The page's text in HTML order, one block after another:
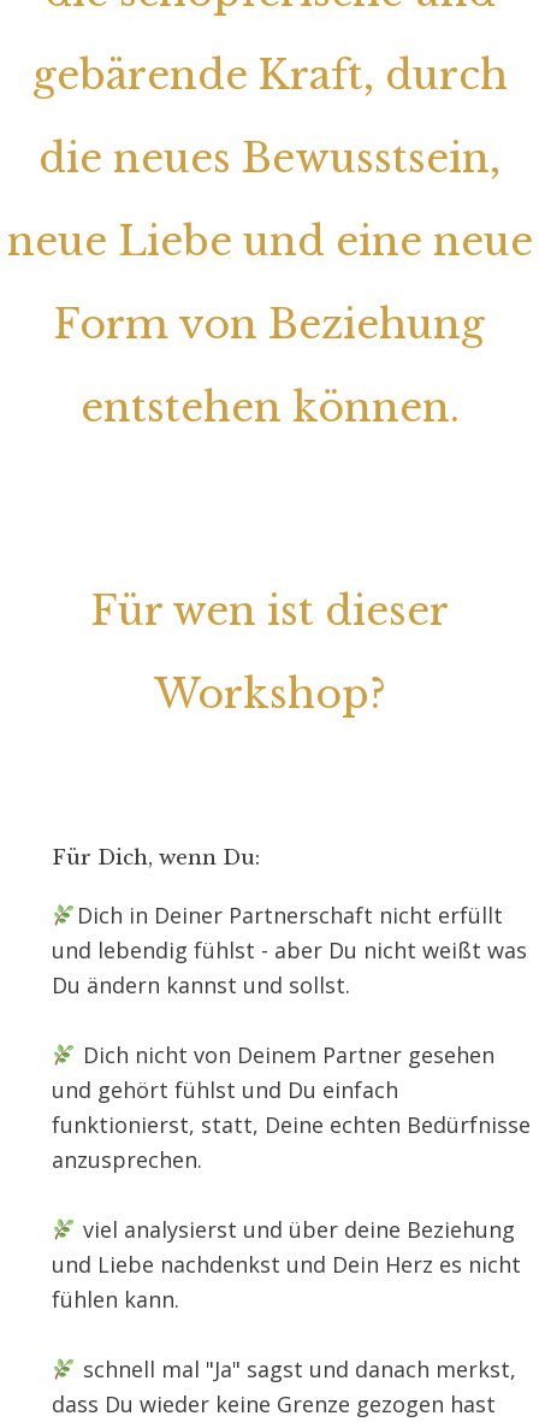
gebärende Kraft, durch
die neues Bewusstsein,
neue Liebe und eine neue
Form von Beziehung
entstehen können.
Für wen ist dieser
Workshop?
Für Dich, wenn Du:
Dich in Deiner Partnerschaft nicht erfüllt
und lebendig fühlst - aber Du nicht weißt was
Du ändern kannst und sollst.
Dich nicht von Deinem Partner gesehen
und gehört fühlst und Du einfach
funktionierst, statt, Deine echten Bedürfnisse
anzusprechen.
viel analysierst und über deine Beziehung
und Liebe nachdenkst und Dein Herz es nicht
fühlen kann.
schnell mal "Ja" sagst und danach merkst,
dass Du wieder keine Grenze gezogen hast